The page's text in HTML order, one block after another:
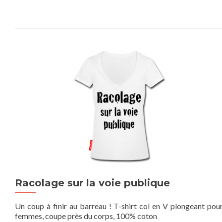
Racolage sur la voie publique
Un coup à finir au barreau ! T-shirt col en V plongeant
femmes, coupe près du corps, 100% coton